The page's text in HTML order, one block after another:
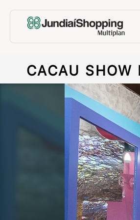
CACAU SHOW